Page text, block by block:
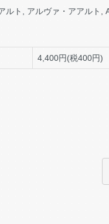
ルト, アルヴァ・アアルト,
4,400円(税400円)